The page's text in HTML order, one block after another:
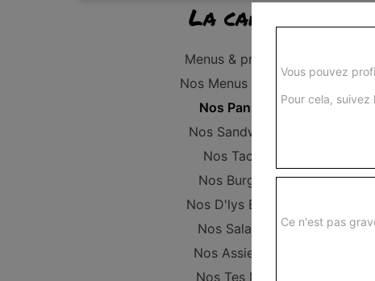
La carte
Menus & promos
Nos Menus Enfant
Nos Paninis
Nos Sandwichs
Nos Tacos
Nos Burgers
Nos D'lys Bowls
Nos Salades
Nos Assiettes
Nos Tes Mex
Vous pouvez
Pour cela, suivez
Ce n'est pas